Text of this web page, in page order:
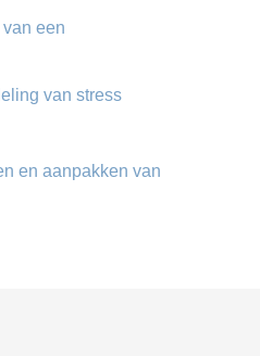
een
van stress
en aanpakken van